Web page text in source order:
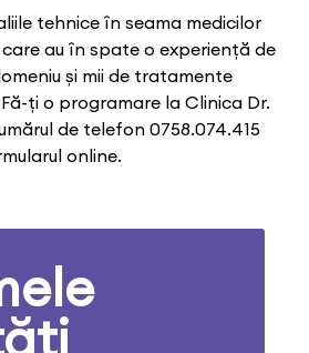
tehnice în seama medicilor
au în spate o experiență de
și mii de tratamente
ți o programare la Clinica Dr.
de telefon 0758.074.415
online.